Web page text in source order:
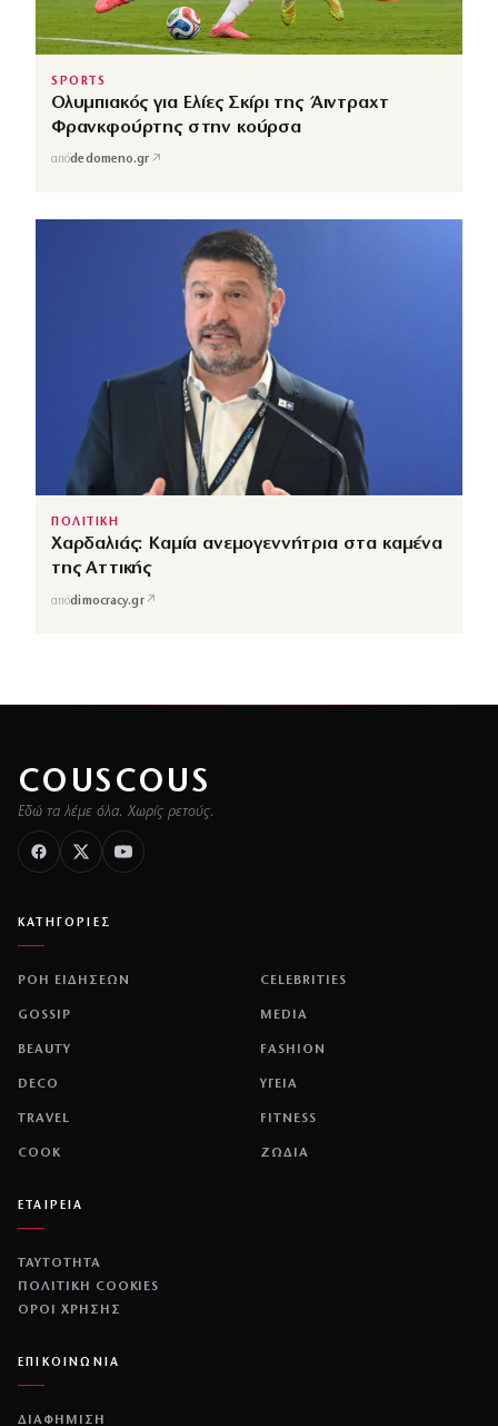
SPORTS
Ολυμπιακός για Ελίες Σκίρι της Άιντραχτ
Φρανκφούρτης στην κούρσα
απόdedomeno.gr ↗
ΠΟΛΙΤΙΚΗ
Χαρδαλιάς: Καμία ανεμογεννήτρια στα καμένα
της Αττικής
απόdimocracy.gr↗
COUSCOUS
Εδώ τα λέμε όλα. Χωρίς ρετούς.
ΚΑΤΗΓΟΡΙΕΣ
ΡΟΗ ΕΙΔΗΣΕΩΝ CELEBRITIES
GOSSIP MEDIA
BEAUTY FASHION
DECO ΥΓΕΙΑ
TRAVEL FITNESS
COOK ΖΩΔΙΑ
ΕΤΑΙΡΕΙΑ
ΤΑΥΤΟΤΗΤΑ
ΠΟΛΙΤΙΚΉ COOKIES
ΌΡΟΙ ΧΡΉΣΗΣ
ΕΠΙΚΟΙΝΩΝΙΑ
ΔΙΑΦΗΜΙΣΗ